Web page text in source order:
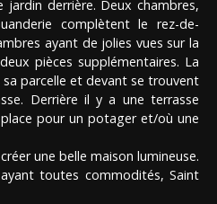
jardin derrière. Deux chambres,
complètent le rez-de-
ayant de jolies vues sur la
pièces supplémentaires. La
parcelle et devant se trouvent
Derrière il y a une terrasse
pour un potager et/où une
une belle maison lumineuse.
toutes commodités, Saint